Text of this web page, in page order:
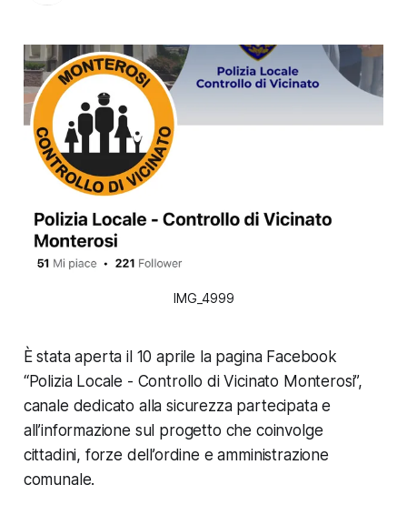
IMG_4999
È stata aperta il 10 aprile la pagina Facebook
“Polizia Locale - Controllo di Vicinato Monterosi”,
canale dedicato alla sicurezza partecipata e
all’informazione sul progetto che coinvolge
cittadini, forze dell’ordine e amministrazione
comunale.